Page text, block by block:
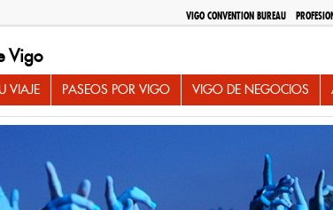
VIGO CONVENTION BUREAU
Vigo
VIAJE PASEOS POR VIGO VIGO DE NEGOCIOS